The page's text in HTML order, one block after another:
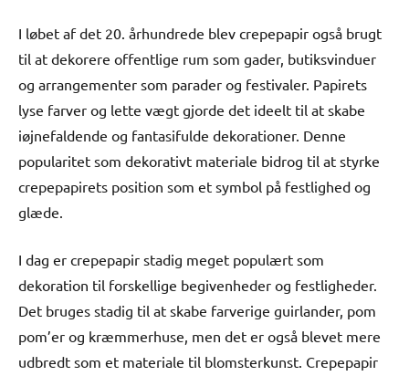
I løbet af det 20. århundrede blev crepepapir også brugt
til at dekorere offentlige rum som gader, butiksvinduer
og arrangementer som parader og festivaler. Papirets
lyse farver og lette vægt gjorde det ideelt til at skabe
iøjnefaldende og fantasifulde dekorationer. Denne
popularitet som dekorativt materiale bidrog til at styrke
crepepapirets position som et symbol på festlighed og
glæde.
I dag er crepepapir stadig meget populært som
dekoration til forskellige begivenheder og festligheder.
Det bruges stadig til at skabe farverige guirlander, pom
pom’er og kræmmerhuse, men det er også blevet mere
udbredt som et materiale til blomsterkunst. Crepepapir